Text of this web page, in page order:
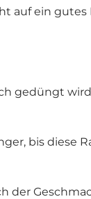
auf ein
gedüngt
bis diese
der